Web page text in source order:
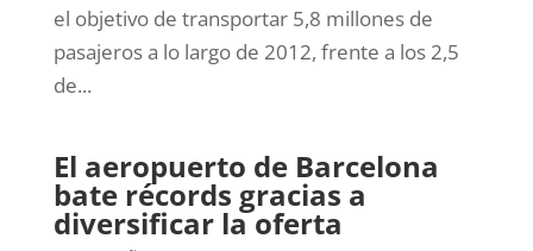
el objetivo de transportar 5,8 millones de
pasajeros a lo largo de 2012, frente a los 2,5
de...
El aeropuerto de Barcelona
bate récords gracias a
diversificar la oferta